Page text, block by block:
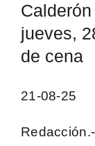
jueves,
de cena
21-08-25
Redacción